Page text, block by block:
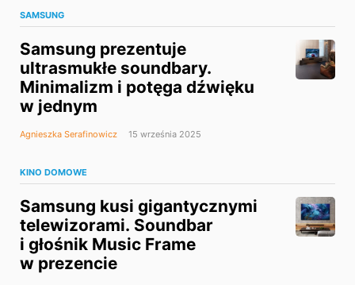
SAMSUNG
Samsung prezentuje
ultrasmukłe soundbary.
Minimalizm i potęga dźwięku
w jednym
Agnieszka Serafinowicz 15 września 2025
KINO DOMOWE
Samsung kusi gigantycznymi
telewizorami. Soundbar
i głośnik Music Frame
w prezencie